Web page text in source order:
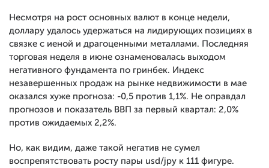
Несмотря на рост основных валют в конце недели,
доллару удалось удержаться на лидирующих позициях в
связке с иеной и драгоценными металлами. Последняя
торговая неделя в июне ознаменовалась выходом
негативного фундамента по гринбек. Индекс
незавершенных продаж на рынке недвижимости в мае
оказался хуже прогноза: -0,5 против 1,1%. Не оправдал
прогнозов и показатель ВВП за первый квартал: 2,0%
против ожидаемых 2,2%.
Но, как видим, даже такой негатив не сумел
воспрепятствовать росту пары usd/jpy к 111 фигуре.